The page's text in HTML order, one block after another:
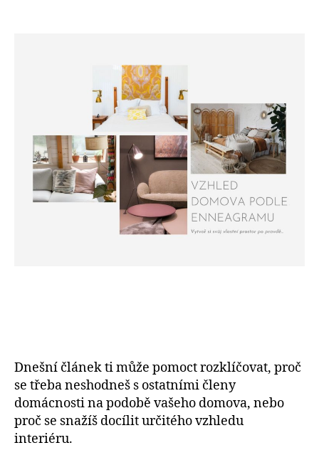
enneagramu
upřednostňuješ?
Dnešní článek ti může pomoct rozklíčovat, proč
se třeba neshodneš s ostatními členy
domácnosti na podobě vašeho domova, nebo
proč se snažíš docílit určitého vzhledu
interiéru.